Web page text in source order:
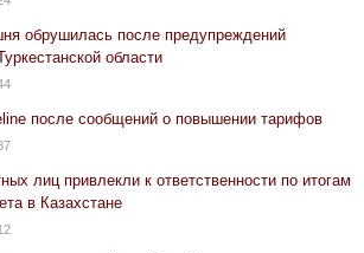
обрушилась после предупреждений
области
после сообщений о повышении тарифов
лиц привлекли к ответственности по итогам
в Казахстане